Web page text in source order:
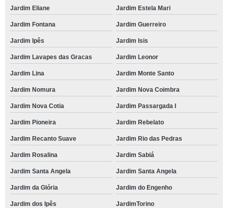
Jardim Eliane Jardim Estela Mari
Jardim Fontana Jardim Guerreiro
Jardim Ipês Jardim Isis
Jardim Lavapes das Gracas Jardim Leonor
Jardim Lina Jardim Monte Santo
Jardim Nomura Jardim Nova Coimbra
Jardim Nova Cotia Jardim Passargada I
Jardim Pioneira Jardim Rebelato
Jardim Recanto Suave Jardim Rio das Pedras
Jardim Rosalina Jardim Sabiá
Jardim Santa Angela Jardim Santa Angela
Jardim da Glória Jardim do Engenho
Jardim dos Ipês JardimTorino